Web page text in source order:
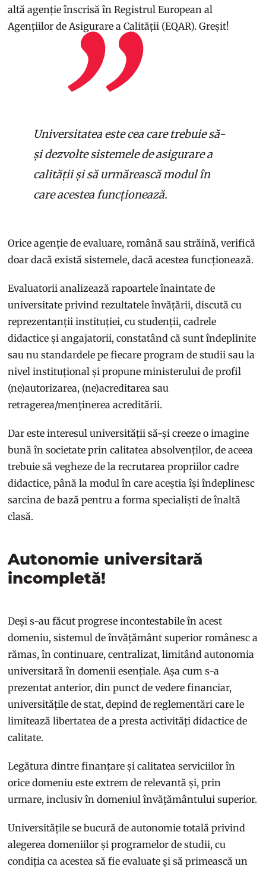
altă agenție înscrisă în Registrul European al
Agențiilor de Asigurare a Calității (EQAR). Greșit!
Universitatea este cea care trebuie să-
și dezvolte sistemele de asigurare a
calității și să urmărească modul în
care acestea funcționează.
Orice agenție de evaluare, română sau străină, verifică
doar dacă există sistemele, dacă acestea funcționează.
Evaluatorii analizează rapoartele înaintate de
universitate privind rezultatele învățării, discută cu
reprezentanții instituției, cu studenții, cadrele
didactice și angajatorii, constatând că sunt îndeplinite
sau nu standardele pe fiecare program de studii sau la
nivel instituțional și propune ministerului de profil
(ne)autorizarea, (ne)acreditarea sau
retragerea/menținerea acreditării.
Dar este interesul universității să-și creeze o imagine
bună în societate prin calitatea absolvenților, de aceea
trebuie să vegheze de la recrutarea propriilor cadre
didactice, până la modul în care aceștia își îndeplinesc
sarcina de bază pentru a forma specialiști de înaltă
clasă.
Autonomie universitară
incompletă!
Deși s-au făcut progrese incontestabile în acest
domeniu, sistemul de învățământ superior românesc a
rămas, în continuare, centralizat, limitând autonomia
universitară în domenii esențiale. Așa cum s-a
prezentat anterior, din punct de vedere financiar,
universitățile de stat, depind de reglementări care le
limitează libertatea de a presta activități didactice de
calitate.
Legătura dintre finanțare și calitatea serviciilor în
orice domeniu este extrem de relevantă și, prin
urmare, inclusiv în domeniul învățământului superior.
Universitățile se bucură de autonomie totală privind
alegerea domeniilor și programelor de studii, cu
condiția ca acestea să fie evaluate și să primească un